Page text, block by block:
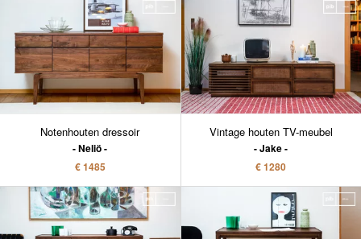
Notenhouten dressoir
Neliö
€ 1485
Vintage houten TV-meubel
Jake
€ 1280